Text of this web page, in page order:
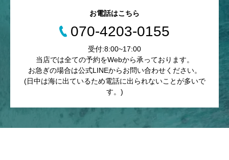
お電話はこちら
070-4203-0155
受付:8:00~17:00
当店では全ての予約をWebから承っております。
お急ぎの場合は公式LINEからお問い合わせください。
(日中は海に出ているため電話に出られないことが多いで
す。)